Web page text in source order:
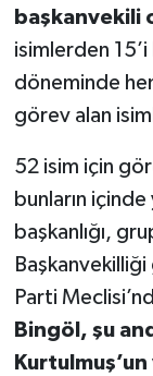
başkanvekili
isimlerden 15’i
döneminde
görev alan
52 isim için
bunların
başkanlığı,
Parti
Bingöl, şu